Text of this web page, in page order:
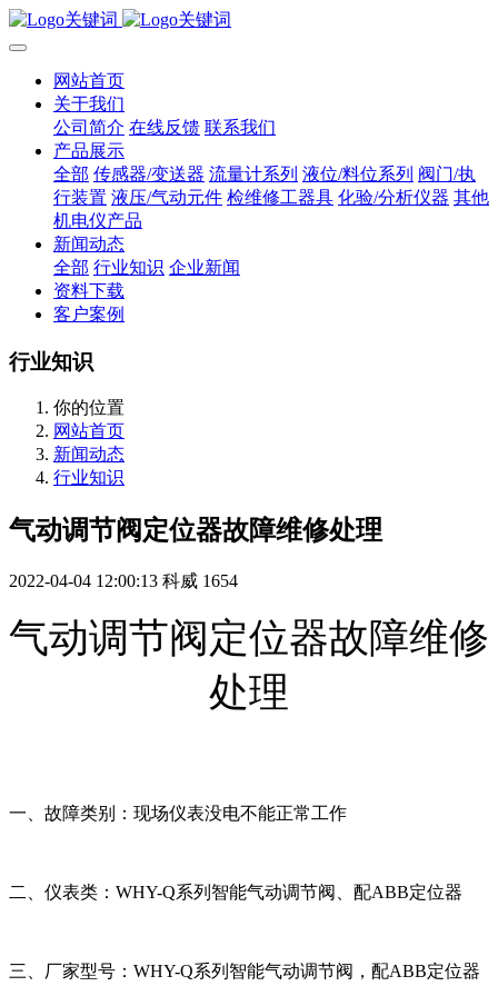
网站首页
关于我们
公司简介 在线反馈 联系我们
产品展示
全部 传感器/变送器 流量计系列 液位/料位系列 阀门/执
行装置 液压/气动元件 检维修工器具 化验/分析仪器 其他
机电仪产品
新闻动态
全部 行业知识 企业新闻
资料下载
客户案例
行业知识
你的位置
网站首页
新闻动态
行业知识
气动调节阀定位器故障维修处理
2022-04-04 12:00:13 科威 1654
气动调节阀定位器故障维修
处理
一、故障类别：现场仪表没电不能正常工作
二、仪表类：WHY-Q系列智能气动调节阀、配ABB定位器
三、厂家型号： WHY-Q系列智能气动调节阀， 配ABB定位器